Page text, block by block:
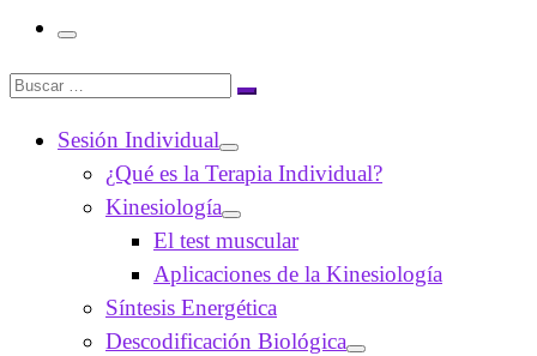
Menú
Buscar
Buscar
Sesión Individual
¿Qué es la Terapia Individual?
Kinesiología
El test muscular
Aplicaciones de la Kinesiología
Síntesis Energética
Descodificación Biológica